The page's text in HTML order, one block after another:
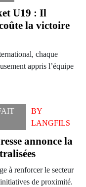
U19 : Il
la victoire
chaque
appris l’équipe
BY
LANGFILS
annonce la
à renforcer le secteur
de proximité.